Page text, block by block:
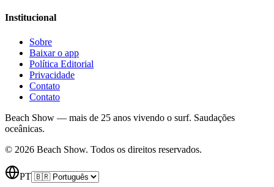
Institucional
Sobre
Baixar o app
Política Editorial
Privacidade
Contato
Contato
Beach Show — mais de 25 anos vivendo o surf. Saudações
oceânicas.
© 2026 Beach Show. Todos os direitos reservados.
PT